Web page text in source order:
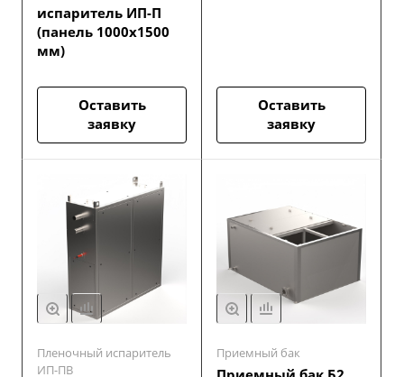
испаритель ИП-П
(панель 1000х1500
мм)
Оставить
заявку
Оставить
заявку
Пленочный испаритель
ИП-ПВ
Приемный бак